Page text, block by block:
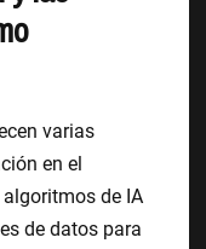
varias
en el
de IA
de datos para